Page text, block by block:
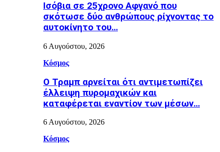
Ισόβια σε 25χρονο Αφγανό που
σκότωσε δύο ανθρώπους ρίχνοντας το
αυτοκίνητο του…
6 Αυγούστου, 2026
Κόσμος
Ο Τραμπ αρνείται ότι αντιμετωπίζει
έλλειψη πυρομαχικών και
καταφέρεται εναντίον των μέσων…
6 Αυγούστου, 2026
Κόσμος